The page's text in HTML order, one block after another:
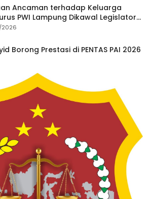
Ancaman terhadap Keluarga
PWI Lampung Dikawal Legislator
Borong Prestasi di PENTAS PAI 2026